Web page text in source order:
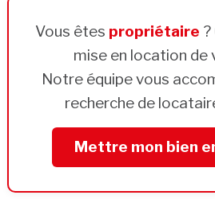
Vous êtes propriétaire
mise en location de
Notre équipe vous
recherche de
Mettre mon bien